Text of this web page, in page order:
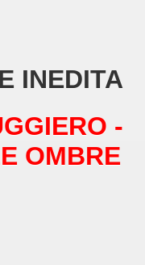
INEDITA
-
OMBRE